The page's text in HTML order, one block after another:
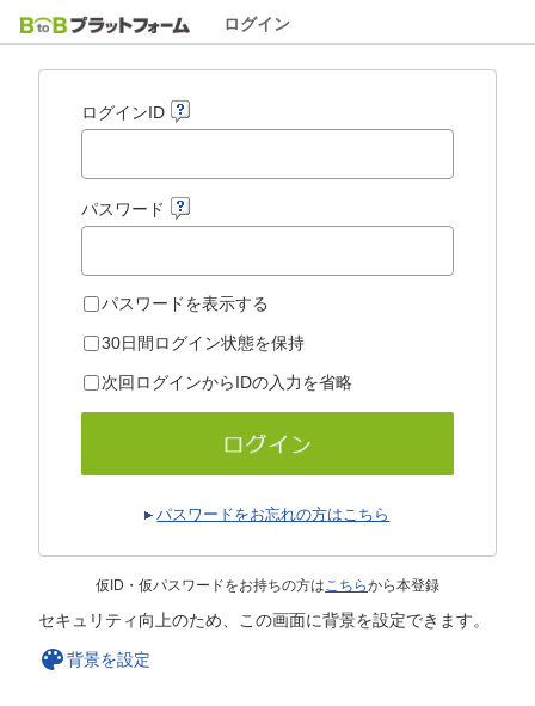
ログイン
ログインID
パスワード
パスワードを表示する
30日間ログイン状態を保持
次回ログインからIDの入力を省略
パスワードをお忘れの方はこちら
仮ID・仮パスワードをお持ちの方はこちらから本登録
セキュリティ向上のため、この画面に背景を設定できます。
背景を設定